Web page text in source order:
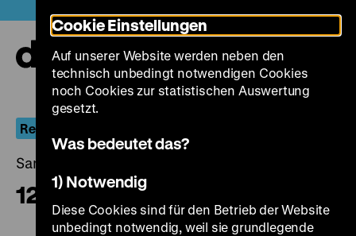
zum
Seiteninhalt
springen
Rekonstruktion. Filmland Rumänien III
Samstag, 22. November 2014, 21.00 - 00.00 Uhr
12:08 östlich von Bukarest
Cookie Einstellungen
Auf unserer Website werden neben den
technisch unbedingt notwendigen Cookies
noch Cookies zur statistischen Auswertung
gesetzt.
Was bedeutet das?
1) Notwendig
Diese Cookies sind für den Betrieb der Website
unbedingt notwendig, weil sie grundlegende